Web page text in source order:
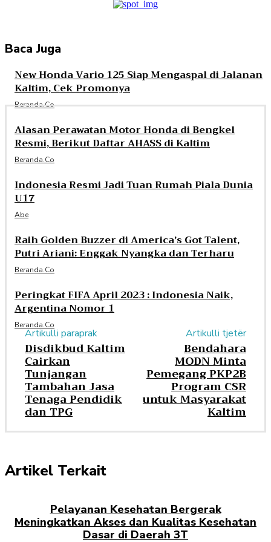
Baca Juga
New Honda Vario 125 Siap Mengaspal di Jalanan
Kaltim, Cek Promonya
Beranda.co
Alasan Perawatan Motor Honda di Bengkel
Resmi, Berikut Daftar AHASS di Kaltim
Beranda.co
Indonesia Resmi Jadi Tuan Rumah Piala Dunia
U17
Abe
Raih Golden Buzzer di America’s Got Talent,
Putri Ariani: Enggak Nyangka dan Terharu
Beranda.co
Peringkat FIFA April 2023 : Indonesia Naik,
Argentina Nomor 1
Beranda.co
Artikulli paraprak
Disdikbud Kaltim
Cairkan
Tunjangan
Tambahan Jasa
Tenaga Pendidik
dan TPG
Artikulli tjetër
Bendahara
MODN Minta
Pemegang PKP2B
Program CSR
untuk Masyarakat
Kaltim
Artikel Terkait
Pelayanan Kesehatan Bergerak
Meningkatkan Akses dan Kualitas Kesehatan
Dasar di Daerah 3T